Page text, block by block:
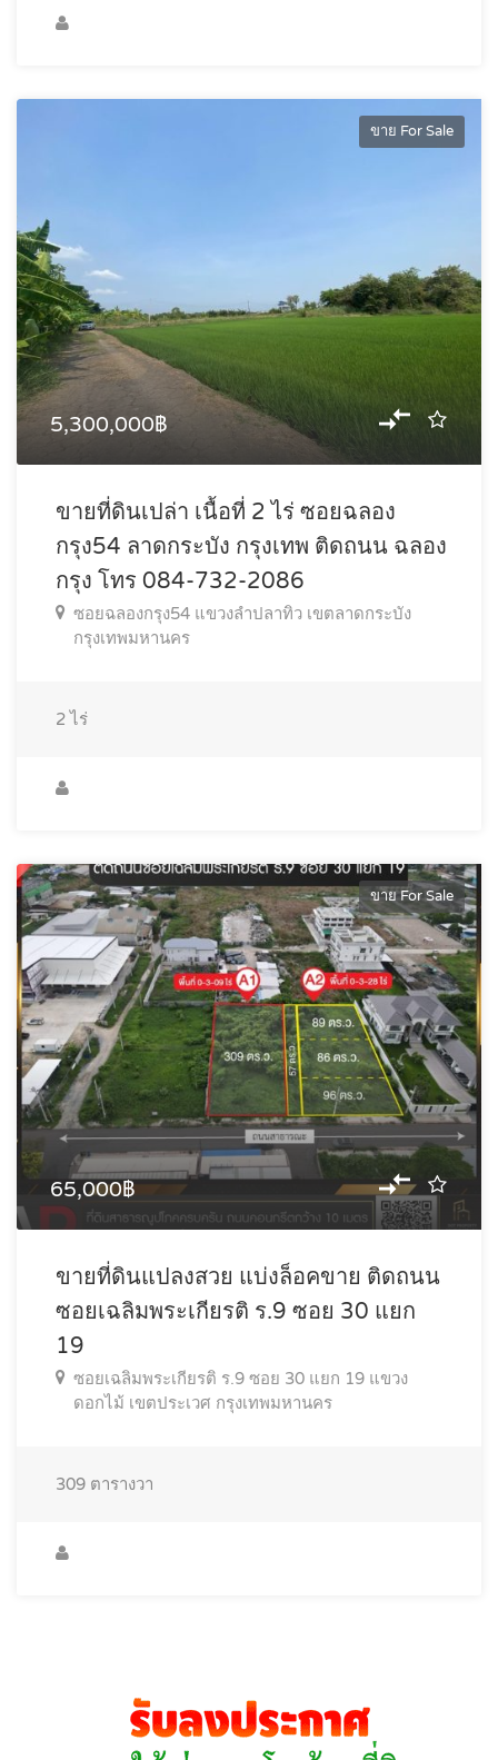
ขาย For Sale
5,300,000฿
ขายที่ดินเปล่า เนื้อที่ 2 ไร่ ซอยฉลอง
กรุง54 ลาดกระบัง กรุงเทพ ติดถนน ฉลอง
กรุง โทร 084-732-2086
ซอยฉลองกรุง54 แขวงลำปลาทิว เขตลาดกระบัง
กรุงเทพมหานคร
2ไร่
ขาย For Sale
65,000฿
ขายที่ดินแปลงสวย แบ่งล็อคขาย ติดถนน
ซอยเฉลิมพระเกียรติ ร.9 ซอย 30 แยก
19
ซอยเฉลิมพระเกียรติ ร.9 ซอย 30 แยก 19 แขวง
ดอกไม้ เขตประเวศ กรุงเทพมหานคร
309 ตารางวา